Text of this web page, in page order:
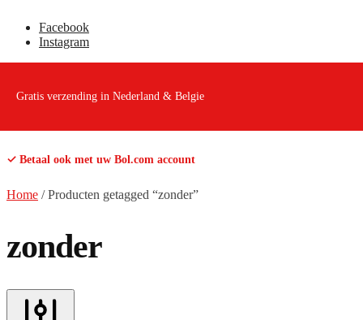
Facebook
Instagram
Gratis verzending in Nederland & Belgie
✓ Betaal ook met uw Bol.com account
Home /Producten getagged “zonder”
zonder